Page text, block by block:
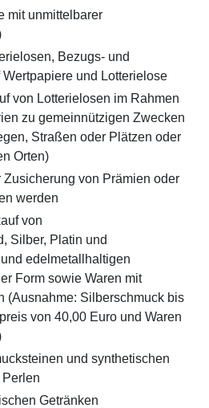
mit unmittelbarer
Bezugs- und
und Lotterielose
von Lotterielosen im Rahmen
zu gemeinnützigen Zwecken
Straßen oder Plätzen oder
Orten)
Zusicherung von Prämien oder
werden
von
Silber, Platin und
edelmetallhaltigen
Form sowie Waren mit
(Ausnahme: Silberschmuck bis
von 40,00 Euro und Waren
und synthetischen
Getränken